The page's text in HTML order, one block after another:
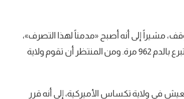
1984 كل أسبوعين دون توقف، مشيراً إلى أنه أصبح «مدمناً لهذا التصرف»،
ليتمكن بعدها من إنقاذ حياة 2888 شخصاً في المجمل بينما تبرع بالدم 962 مرة. ومن المنتظر أن تقوم ولاية
في ولاية تكساس الأميركية، إلى أنه قرر